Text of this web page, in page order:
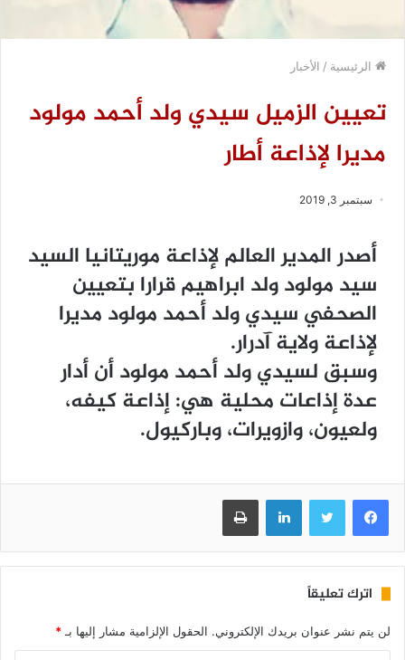
الرئيسية / الأخبار
تعيين الزميل سيدي ولد أحمد مولود
مديرا لإذاعة أطار
سبتمبر 3, 2019
أصدر المدير العالم لإذاعة موريتانيا السيد
سيد مولود ولد ابراهيم قرارا بتعيين
الصحفي سيدي ولد أحمد مولود مديرا
لإذاعة ولاية آدرار.
وسبق لسيدي ولد أحمد مولود أن أدار
عدة إذاعات محلية هي: إذاعة كيفه،
ولعيون، وازويرات، وباركيول.
فيسبوك تويتر لينكدإن طباعة
اترك تعليقاً
لن يتم نشر عنوان بريدك الإلكتروني. الحقول الإلزامية مشار إليها بـ *